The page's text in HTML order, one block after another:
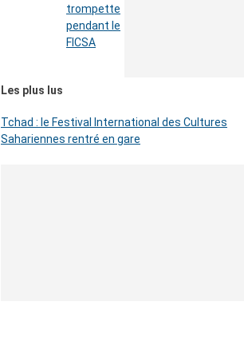
trompette
pendant le
FICSA
Les plus lus
Tchad : le Festival International des Cultures
Sahariennes rentré en gare